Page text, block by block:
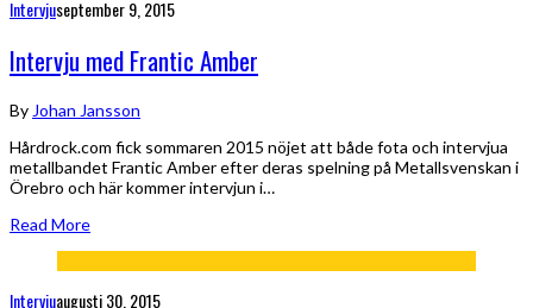
Intervjuseptember 9, 2015
Intervju med Frantic Amber
By Johan Jansson
Hårdrock.com fick sommaren 2015 nöjet att både fota och intervjua
metallbandet Frantic Amber efter deras spelning på Metallsvenskan i
Örebro och här kommer intervjun i…
Read More
Intervjuaugusti 30, 2015